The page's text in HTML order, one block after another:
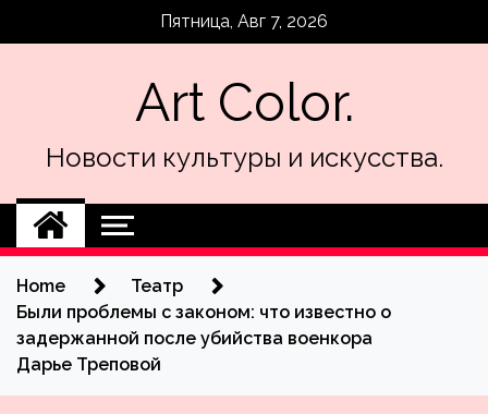
Пятница, Авг 7, 2026
Art Color.
Новости культуры и искусства.
Home
Театр
Были проблемы с законом: что известно о
задержанной после убийства военкора
Дарье Треповой